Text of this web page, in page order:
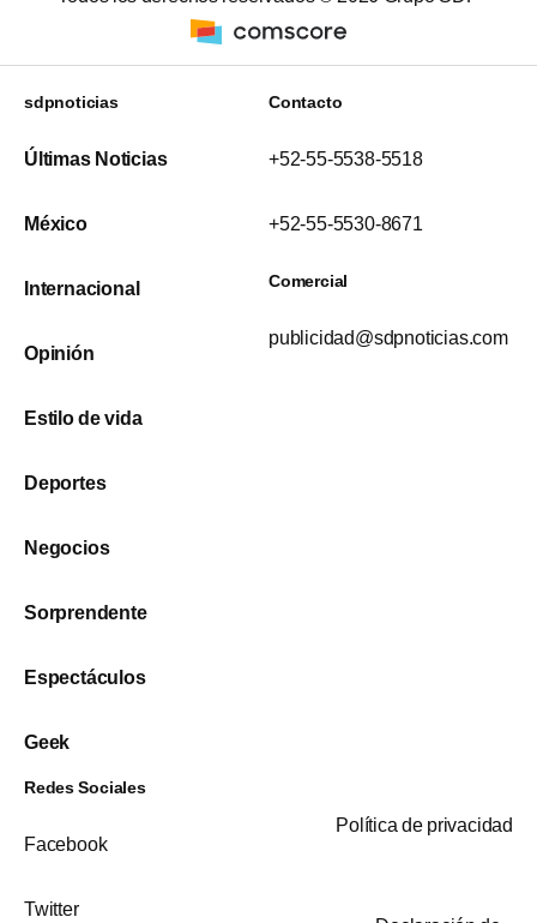
sdpnoticias
Últimas Noticias
México
Internacional
Opinión
Estilo de vida
Deportes
Negocios
Sorprendente
Espectáculos
Geek
Contacto
+52-55-5538-5518
+52-55-5530-8671
Comercial
publicidad@sdpnoticias.com
Redes Sociales
Facebook
Twitter
Política de privacidad